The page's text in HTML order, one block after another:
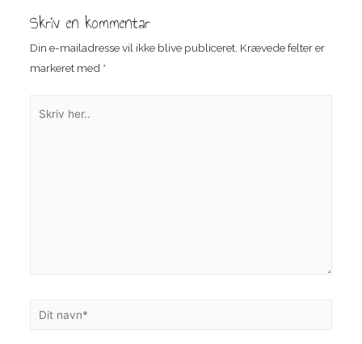
Skriv en kommentar
Din e-mailadresse vil ikke blive publiceret. Krævede felter er
markeret med *
Dit